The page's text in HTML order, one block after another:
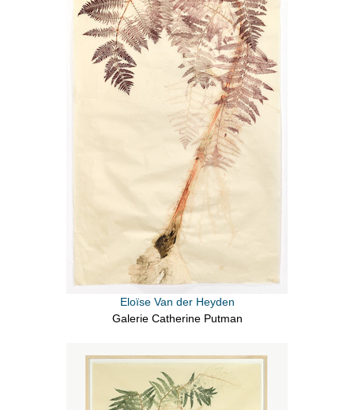
Eloïse Van der Heyden
Galerie Catherine Putman